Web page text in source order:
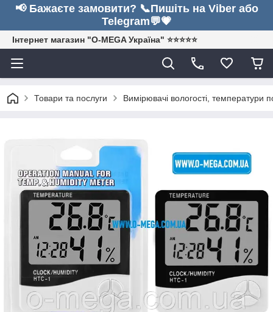
📢 Бажаєте замовити? 📞Пишіть на Viber або
Telegram💬💗
Інтернет магазин "O-MEGA Україна" ⭐⭐⭐⭐⭐
Товари та послуги Вимірювачі вологості, температури